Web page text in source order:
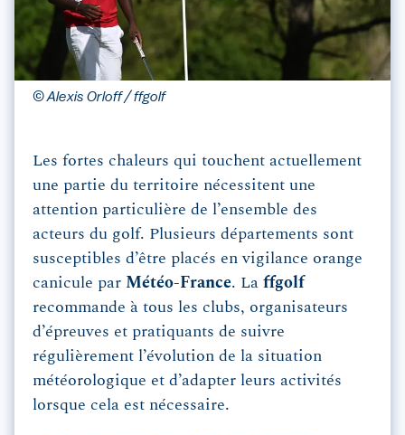
© Alexis Orloff / ffgolf
Les fortes chaleurs qui touchent actuellement
une partie du territoire nécessitent une
attention particulière de l’ensemble des
acteurs du golf. Plusieurs départements sont
susceptibles d’être placés en vigilance orange
canicule par Météo-France. La ffgolf
recommande à tous les clubs, organisateurs
d’épreuves et pratiquants de suivre
régulièrement l’évolution de la situation
météorologique et d’adapter leurs activités
lorsque cela est nécessaire.